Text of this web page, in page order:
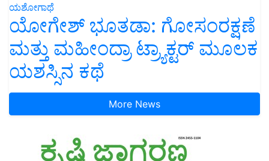
ಯಶೋಗಾಥೆ
ಯೋಗೇಶ್ ಭೂತಡಾ: ಗೋಸಂರಕ್ಷಣೆ
ಮತ್ತು ಮಹೀಂದ್ರಾ ಟ್ರ್ಯಾಕ್ಟರ್ ಮೂಲಕ
ಯಶಸ್ಸಿನ ಕಥೆ
More News